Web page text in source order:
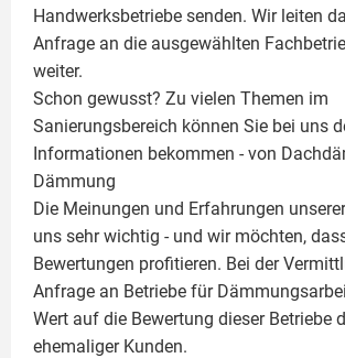
Handwerksbetriebe senden. Wir leiten
Anfrage an die ausgewählten
weiter.
Schon gewusst? Zu vielen Themen im
Sanierungsbereich können Sie bei uns
Informationen bekommen - von
Dämmung
Die Meinungen und Erfahrungen
uns sehr wichtig - und wir möchten,
Bewertungen profitieren. Bei der
Anfrage an Betriebe für
Wert auf die Bewertung dieser Betriebe
ehemaliger Kunden.